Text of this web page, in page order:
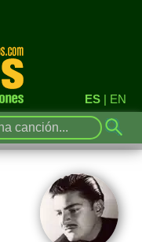
ES | EN